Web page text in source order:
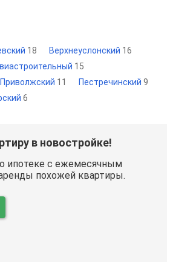
18 Верхнеуслонский 16
15
Приволжский 11 Пестречинский 9
6
в новостройке!
ипотеке с ежемесячным
похожей квартиры.